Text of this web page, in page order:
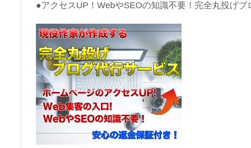
●アクセスUP！WebやSEOの知識不要！完全丸投げブ